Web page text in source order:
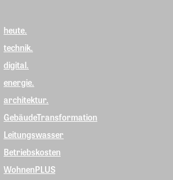
heute.
technik.
digital.
energie.
architektur.
GebäudeTransformation
Leitungswasser
Betriebskosten
WohnenPLUS